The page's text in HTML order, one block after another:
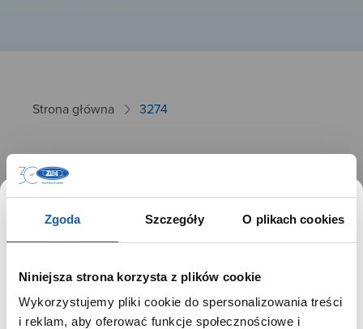
Zgoda Szczegóły O plikach cookies
Niniejsza strona korzysta z plików cookie
Wykorzystujemy pliki cookie do spersonalizowania treści
i reklam, aby oferować funkcje społecznościowe i
Strona główna 3274
3274
26.09.2024
GRUPA ZIBISZANOWNY UŻYTKOWNIKU,